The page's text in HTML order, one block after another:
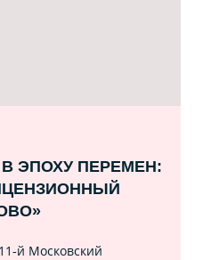
ЭПОХУ ПЕРЕМЕН:
Московский